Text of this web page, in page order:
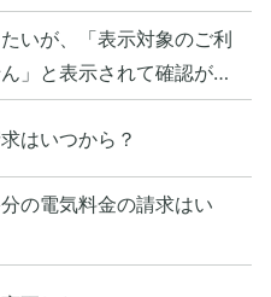
いが、「表示対象のご利
」と表示されて確認がで
はいつから？
の電気料金の請求はい